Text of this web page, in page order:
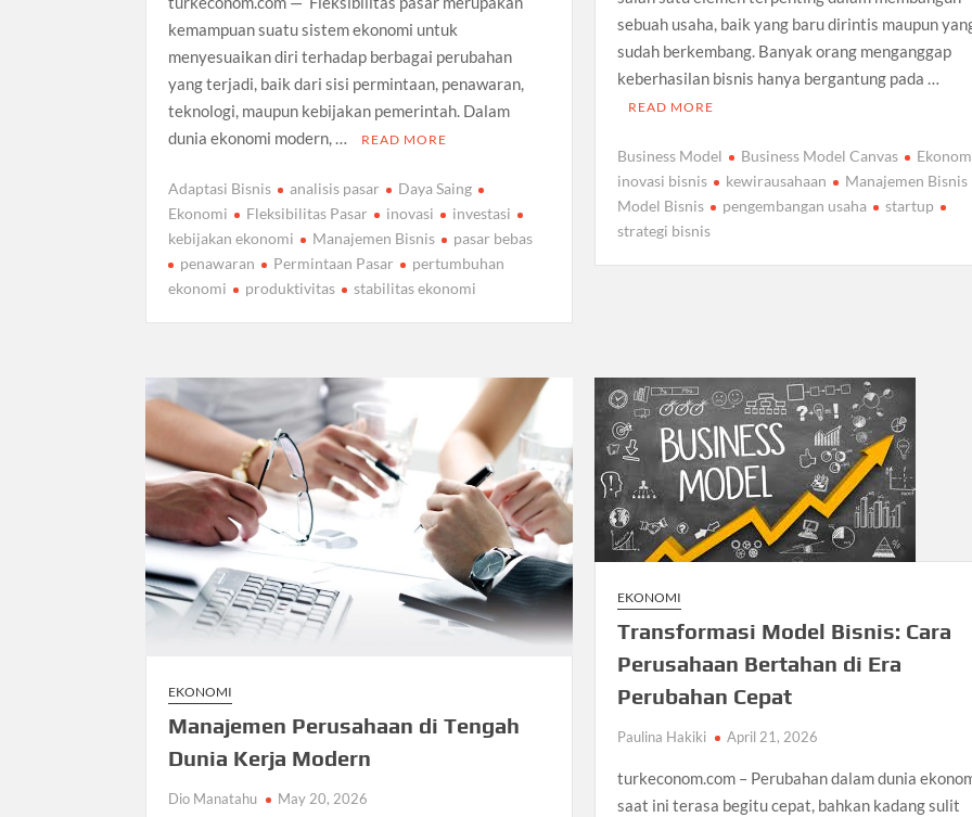
kemampuan suatu sistem ekonomi untuk
menyesuaikan diri terhadap berbagai perubahan
yang terjadi, baik dari sisi permintaan, penawaran,
teknologi, maupun kebijakan pemerintah. Dalam
dunia ekonomi modern, …
READ MORE
Adaptasi Bisnis analisis pasar
Daya Saing
Ekonomi
Fleksibilitas Pasar inovasi
investasi
kebijakan ekonomi
Manajemen Bisnis
pasar bebas
penawaran
Permintaan Pasar
pertumbuhan
ekonomi
produktivitas stabilitas ekonomi
sebuah usaha, baik yang baru dirintis maupun
sudah berkembang. Banyak orang menganggap
keberhasilan bisnis hanya bergantung pada …
READ MORE
Business Model Business Model Canvas
inovasi bisnis
kewirausahaan
Manajemen Bisnis
Model Bisnis
pengembangan usaha
startup
strategi bisnis
EKONOMI
Manajemen Perusahaan di Tengah
Dunia Kerja Modern
Dio Manatahu May 20, 2026
EKONOMI
Transformasi Model Bisnis: Cara
Perusahaan Bertahan di Era
Perubahan Cepat
Paulina Hakiki April 21, 2026
turkeconom.com – Perubahan dalam dunia
saat ini terasa begitu cepat, bahkan kadang sulit